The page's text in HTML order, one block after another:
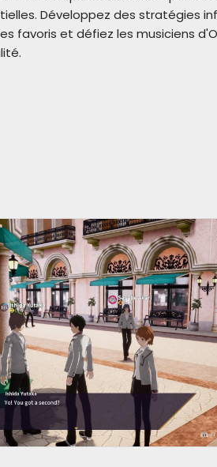
Développez des stratégies
favoris et défiez les musiciens